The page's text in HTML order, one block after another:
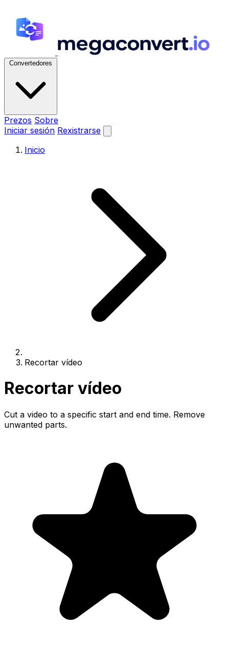
Convertedores
Prezos Sobre
Iniciar sesión Rexistrarse
Inicio
Recortar vídeo
Recortar vídeo
Cut a video to a specific start and end time. Remove
unwanted parts.